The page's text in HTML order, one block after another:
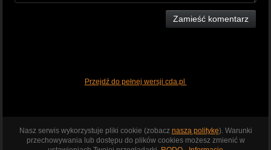
Zamieść komentarz
Przejdź do pełnej wersji cda.pl
Nasz serwis wykorzystuje pliki cookie (zobacz naszą politykę). Warunki
przechowywania lub dostępu do plików cookies możesz zmienić w